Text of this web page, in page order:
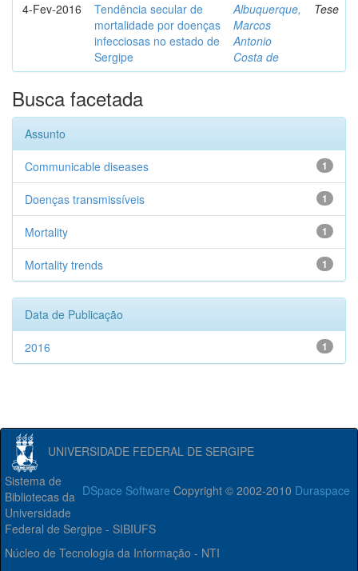
4-Fev-2016
Tendência secular de
mortalidade por doenças
infecciosas no estado de
Sergipe
Albuquerque,
Marcos
Antonio
Costa de
Tese
Busca facetada
Assunto
1
Communicable diseases
1
Doenças transmissíveis
1
Mortality
1
Mortality trends
Data de Publicação
1
2016
UNIVERSIDADE FEDERAL DE SERGIPE
DSpace Software Copyright © 2002-2010 Duraspace
Sistema de
Bibliotecas da
Universidade
Federal de Sergipe - SIBIUFS
Núcleo de Tecnologia da Informação - NTI